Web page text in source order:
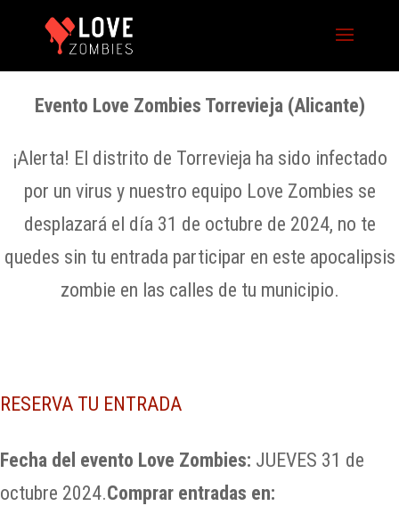
Evento Love Zombies Torrevieja (Alicante)
¡Alerta! El distrito de Torrevieja ha sido infectado
por un virus y nuestro equipo Love Zombies se
desplazará el día 31 de octubre de 2024, no te
quedes sin tu entrada participar en este apocalipsis
zombie en las calles de tu municipio.
RESERVA TU ENTRADA
Fecha del evento Love Zombies: JUEVES 31 de
octubre 2024.Comprar entradas en: